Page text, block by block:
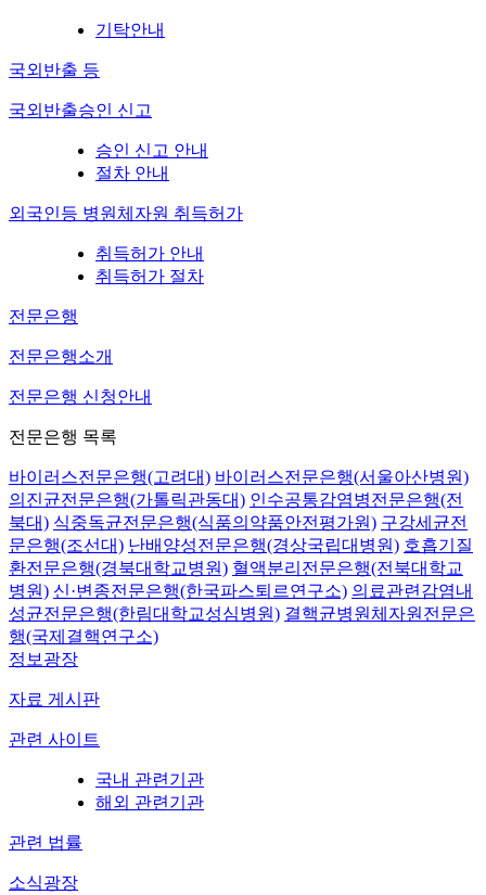
기탁안내
국외반출 등
국외반출승인 신고
승인 신고 안내
절차 안내
외국인등 병원체자원 취득허가
취득허가 안내
취득허가 절차
전문은행
전문은행소개
전문은행 신청안내
전문은행 목록
바이러스전문은행(고려대) 바이러스전문은행(서울아산병원)
의진균전문은행(가톨릭관동대) 인수공통감염병전문은행(전
북대) 식중독균전문은행(식품의약품안전평가원) 구강세균전
문은행(조선대) 난배양성전문은행(경상국립대병원) 호흡기질
환전문은행(경북대학교병원) 혈액분리전문은행(전북대학교
병원) 신·변종전문은행(한국파스퇴르연구소) 의료관련감염내
성균전문은행(한림대학교성심병원) 결핵균병원체자원전문은
행(국제결핵연구소)
정보광장
자료 게시판
관련 사이트
국내 관련기관
해외 관련기관
관련 법률
소식광장